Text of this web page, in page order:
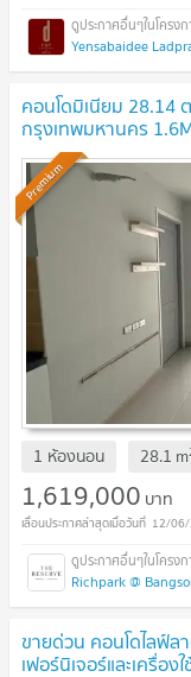
Yensabaidee
คอนโดมิเนียม 28.14
กรุงเทพมหานคร
Premium
1 ห้องนอน 28.1 m
1,619,000 บาท
12/
Richpark @
ขายด่วน คอนโดไลฟ์
เฟอร์นิเจอร์และเครื่อ